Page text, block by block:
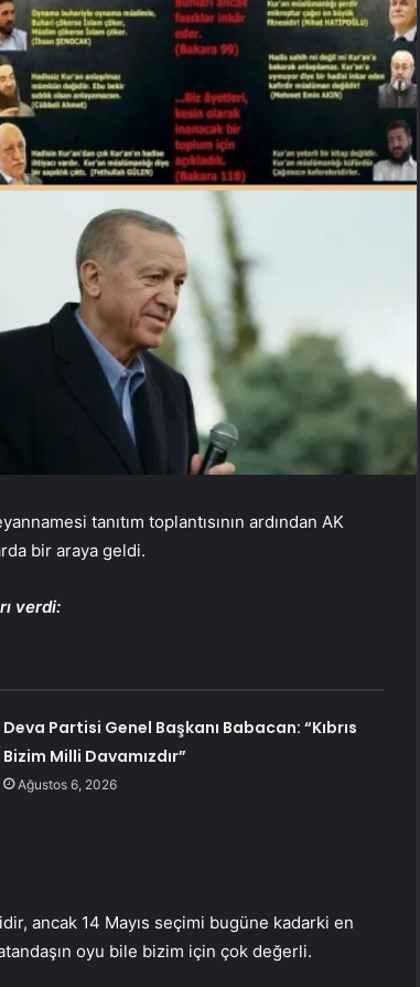
tanıtım toplantısının ardından AK
bir araya geldi.
verdi:
Deva Partisi Genel Başkanı Babacan: “Kıbrıs
Bizim Milli Davamızdır”
Ağustos 6, 2026
ancak 14 Mayıs seçimi bugüne kadarki en
oyu bile bizim için çok değerli.